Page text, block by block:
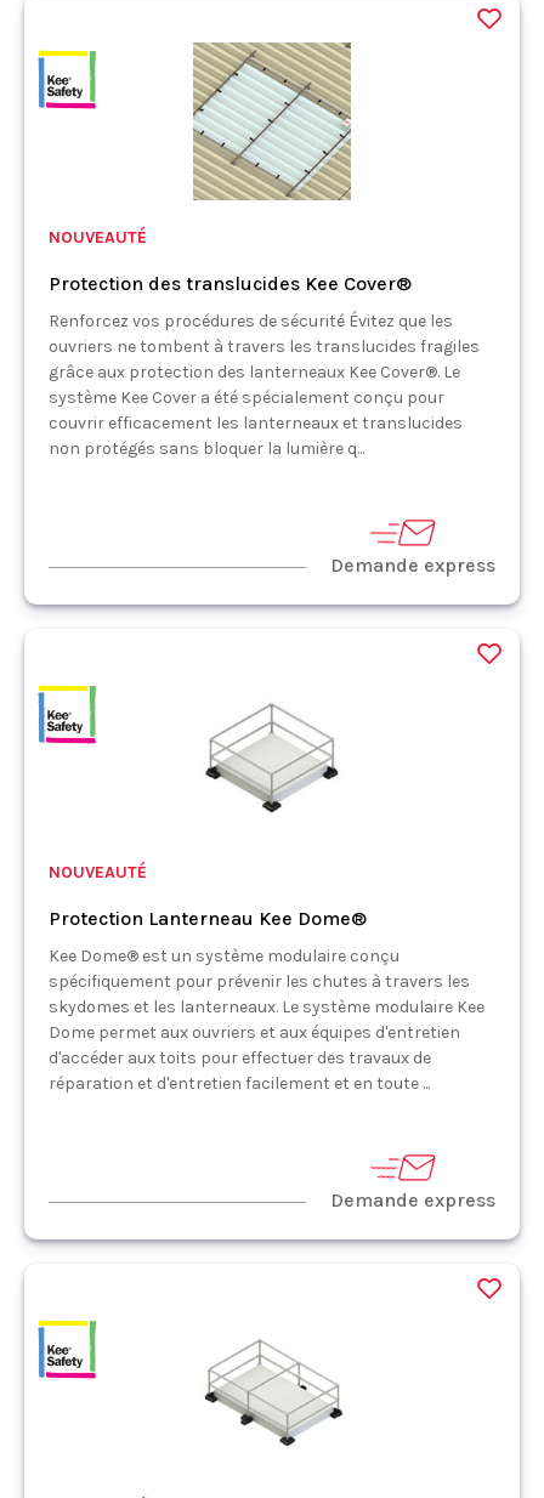
NOUVEAUTÉ
Protection des translucides Kee Cover®
Renforcez vos procédures de sécurité Évitez que les
ouvriers ne tombent à travers les translucides fragiles
grâce aux protection des lanterneaux Kee Cover®. Le
système Kee Cover a été spécialement conçu pour
couvrir efficacement les lanterneaux et translucides
non protégés sans bloquer la lumière q...
Demande express
NOUVEAUTÉ
Protection Lanterneau Kee Dome®
Kee Dome® est un système modulaire conçu
spécifiquement pour prévenir les chutes à travers les
skydomes et les lanterneaux. Le système modulaire Kee
Dome permet aux ouvriers et aux équipes d'entretien
d'accéder aux toits pour effectuer des travaux de
réparation et d'entretien facilement et en toute ...
Demande express